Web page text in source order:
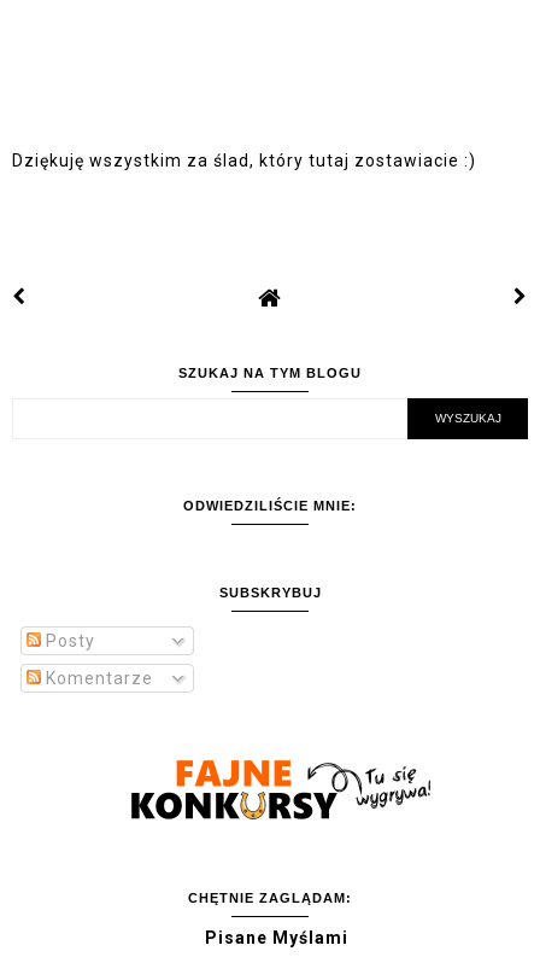
Dziękuję wszystkim za ślad, który tutaj zostawiacie :)
SZUKAJ NA TYM BLOGU
ODWIEDZILIŚCIE MNIE:
SUBSKRYBUJ
Posty
Komentarze
CHĘTNIE ZAGLĄDAM:
Pisane Myślami